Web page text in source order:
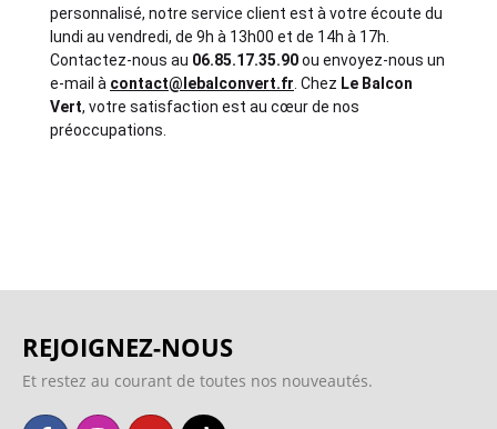
personnalisé, notre service client est à votre écoute du
lundi au vendredi, de 9h à 13h00 et de 14h à 17h.
Contactez-nous au 06.85.17.35.90ou envoyez-nous un
e-mail à contact@lebalconvert.fr . Chez Le Balcon
Vert, votre satisfaction est au cœur de nos
préoccupations.
REJOIGNEZ-NOUS
Et restez au courant de toutes nos nouveautés.